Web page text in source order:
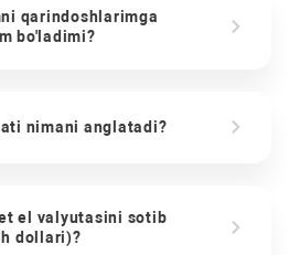
qarindoshlarimga
bo'ladimi?
nimani anglatadi?
el valyutasini sotib
dollari)?